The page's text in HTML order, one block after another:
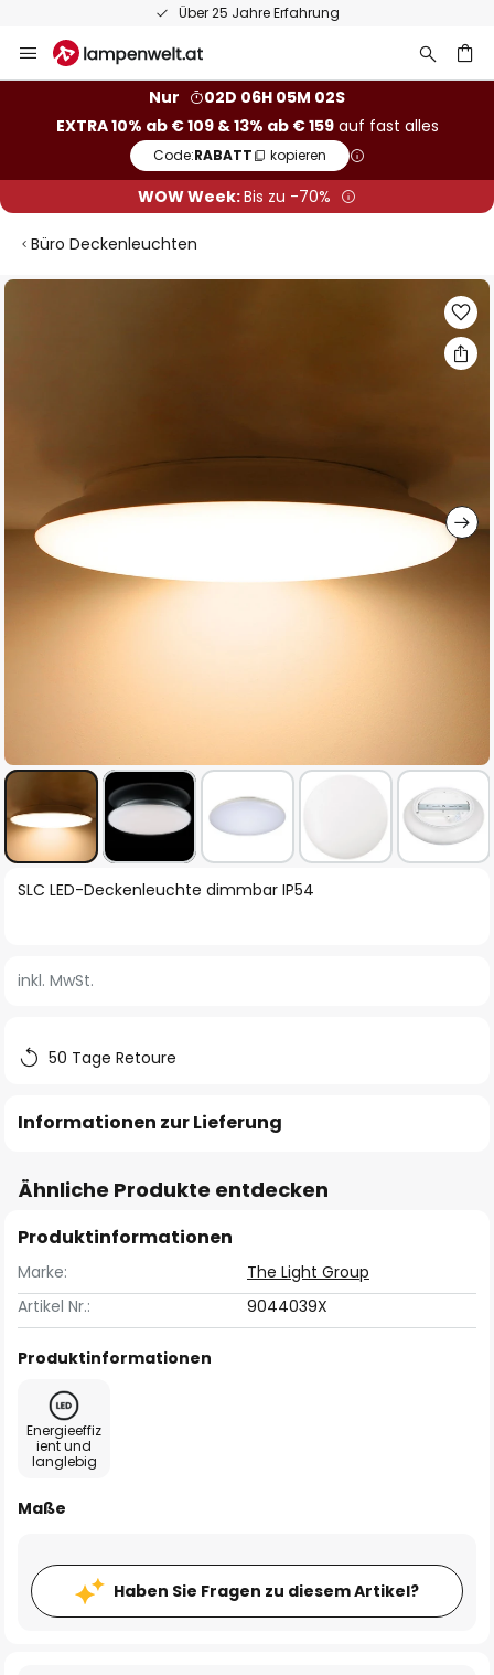
Über 25 Jahre Erfahrung
Inhalt
Nur
02D 06H 05M 01S
EXTRA 10% ab € 109 & 13% ab € 159auf fast alles
Code:RABATT kopieren
WOW Week:Bis zu -70%
Büro Deckenleuchten
Zum
Zum
springen
SLC LED-Deckenleuchte dimmbar IP54
inkl. MwSt.
50 Tage Retoure
Informationen zur Lieferung
Ähnliche Produkte entdecken
Produktinformationen
Marke:
The Light Group
Artikel Nr.:
9044039X
Produktinformationen
Energieeffiz
ient und
langlebig
Maße
Haben Sie Fragen zu diesem Artikel?